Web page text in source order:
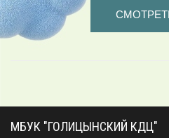
МБУК "ГОЛИЦЫНСКИЙ КДЦ"